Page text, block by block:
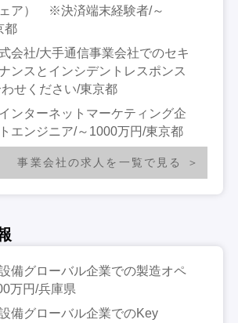
ア） ※決済端末経験者/～
都
会社/大手通信事業会社でのセキ
ンスとインシデントレスポンス
せください/東京都
ンターネットマーケティング企
エンジニア/～1000万円/東京都
事業会社の求人を一覧で見る
備グローバル企業での製造オペ
万円/兵庫県
備グローバル企業でのKey